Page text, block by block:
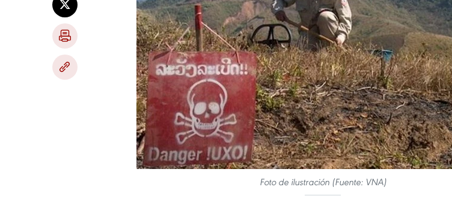
Foto de ilustración (Fuente: VNA)